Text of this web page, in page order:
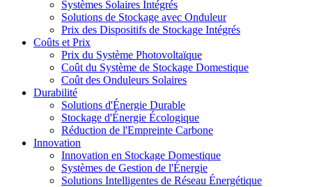
Systèmes Solaires Intégrés
Solutions de Stockage avec Onduleur
Prix des Dispositifs de Stockage Intégrés
Coûts et Prix
Prix du Système Photovoltaïque
Coût du Système de Stockage Domestique
Coût des Onduleurs Solaires
Durabilité
Solutions d'Énergie Durable
Stockage d'Énergie Écologique
Réduction de l'Empreinte Carbone
Innovation
Innovation en Stockage Domestique
Systèmes de Gestion de l'Énergie
Solutions Intelligentes de Réseau Énergétique